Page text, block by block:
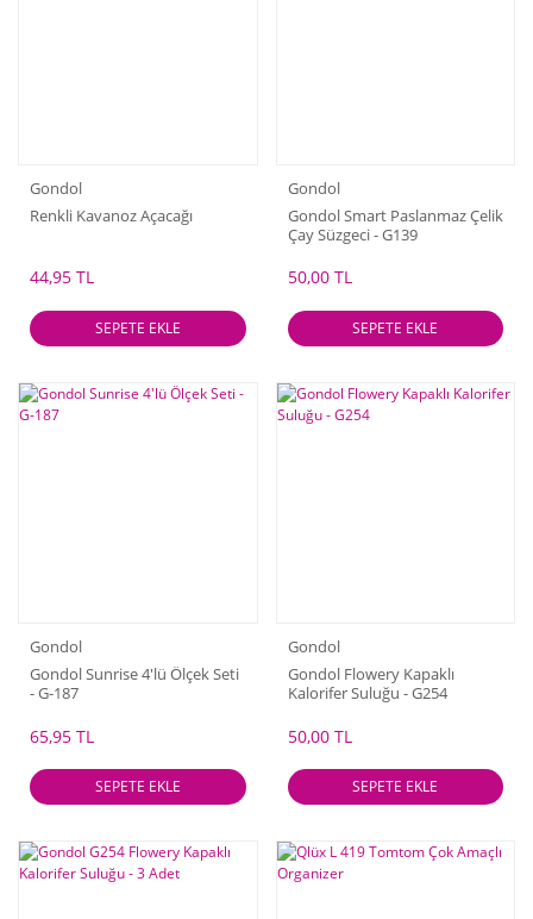
Gondol
Renkli Kavanoz Açacağı
44,95 TL
SEPETE EKLE
Gondol
Gondol Smart Paslanmaz Çelik
Çay Süzgeci - G139
50,00 TL
SEPETE EKLE
Gondol
Gondol Sunrise 4'lü Ölçek Seti
- G-187
65,95 TL
SEPETE EKLE
Gondol
Gondol Flowery Kapaklı
Kalorifer Suluğu - G254
50,00 TL
SEPETE EKLE